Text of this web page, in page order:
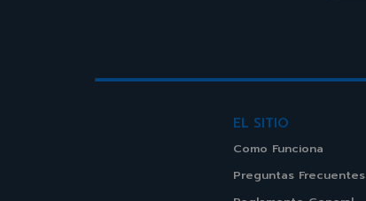
EL SITIO
Como Funciona
Preguntas Frecuentes